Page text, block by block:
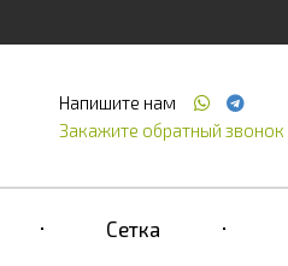
Напишите нам
Закажите обратный звонок
Сетка